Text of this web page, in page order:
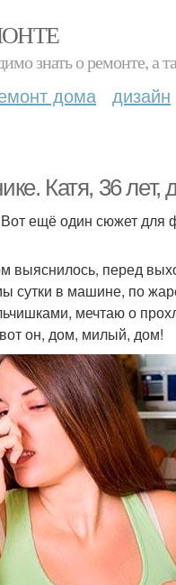
знать о ремонте,
дома дизайн
Катя, 36 лет,
ещё один сюжет для
выяснилось, перед
сутки в машине, по
мечтаю о
он, дом, милый, дом!